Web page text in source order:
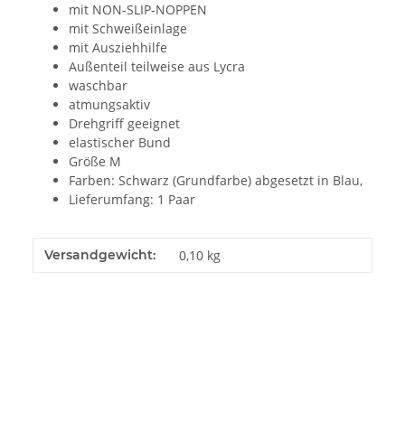
mit NON-SLIP-NOPPEN
mit Schweißeinlage
mit Ausziehhilfe
Außenteil teilweise aus Lycra
waschbar
atmungsaktiv
Drehgriff geeignet
elastischer Bund
Größe M
Farben: Schwarz (Grundfarbe) abgesetzt in Blau,
Lieferumfang: 1 Paar
Versandgewicht: 0,10 kg